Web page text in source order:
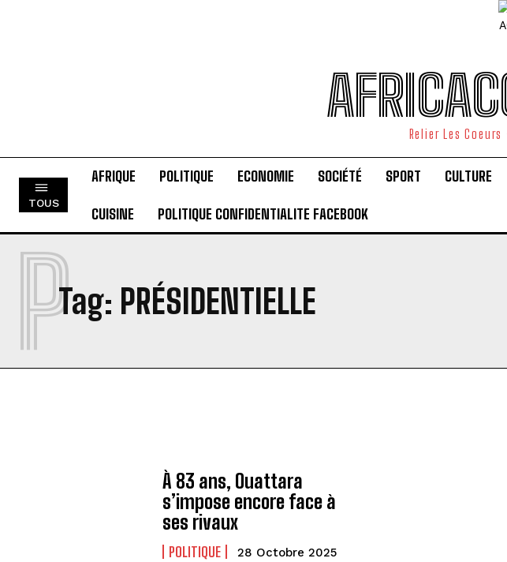
Relier Les
TOUS
AFRIQUE POLITIQUE ECONOMIE SOCIÉTÉ SPORT CULTURE
CUISINE POLITIQUE CONFIDENTIALITE FACEBOOK
Tag: PRÉSIDENTIELLE
P
À 83 ans, Ouattara
s’impose encore face à
ses rivaux
POLITIQUE 28 Octobre 2025